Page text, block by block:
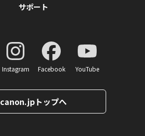
サポート
Instagram Facebook YouTube
canon.jpトップへ